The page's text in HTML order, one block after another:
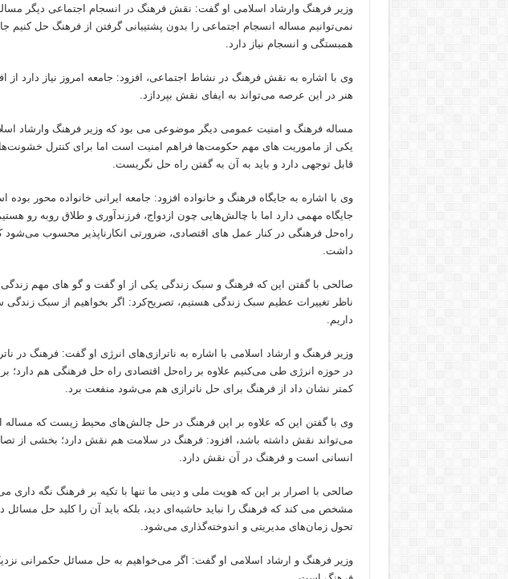
وزیر فرهنگ و‌ارشاد اسلامی او گفت: نقش فرهنگ در انسجام اجتماعی دیگر
نمی‌توانیم مساله انسجام اجتماعی را بدون پشتیبانی گرفتن از فرهنگ حل کنیم
همبستگی و انسجام نیاز دارد.
وی با اشاره به نقش فرهنگ در نشاط اجتماعی، افزود: جامعه امروز نیاز دارد
هنر در این عرصه می‌تواند به ایفای نقش بپردازد.
مساله فرهنگ و امنیت عمومی دیگر موضوعی می بود که وزیر فرهنگ و‌ارشاد
یکی از ماموریت های مهم حکومت‌ها فراهم امنیت است اما برای کنترل
قابل توجهی دارد و باید به آن به گفتن راه حل نگریست.
وی با اشاره به جایگاه فرهنگ و خانواده افزود: جامعه ایرانی خانواده محور
جایگاه مهمی دارد اما با چالش‌هایی چون ازدواج، فرزندآوری و طلاق روبه رو
راه‌حل فرهنگی در کنار عمل های اقتصادی، ضرورتی انکارناپذیر محسوب‌ می‌شود
داشت.
صالحی با گفتن این که فرهنگ و سبک زندگی یکی از او گفت و گو های مهم
ناظر تغییرات عظیم سبک زندگی هستیم، تصریح‌کرد: اگر بخواهیم از سبک زندگی
داریم.
وزیر فرهنگ و ارشاد اسلامی با اشاره به ناترازی‌های انرژی او گفت: فرهنگ در
در حوزه انرژی طی می‌کنیم علاوه بر راه‌حل اقتصادی راه حل فرهنگی هم دارد؛
کمتر نشان داد از فرهنگ برای حل ناترازی هم می‌شود منفعت برد.
وی با گفتن این که علاوه بر این فرهنگ در حل چالش‌های محیط زیست که مساله
می‌تواند نقش داشته باشد، افزود: فرهنگ در سلامت هم نقش دارد؛ بخشی از
انسانی است و فرهنگ در آن نقش دارد.
صالحی با اصرار بر این که هویت ملی و دینی ما تنها با تکیه بر فرهنگ نگه داری
مشخص می کند که فرهنگ را نباید حاشیه‌ای دید، بلکه باید آن را کلید حل
تحول زمان‌های مدیریتی و اندوخته‌گذاری می‌شود.
وزیر فرهنگ و ارشاد اسلامی او گفت: اگر می‌خواهیم به حل مسائل حکمرانی